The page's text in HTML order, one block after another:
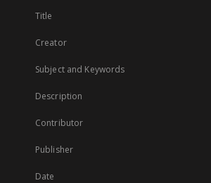
Title
Creator
Subject and Keywords
Description
Contributor
Publisher
Date